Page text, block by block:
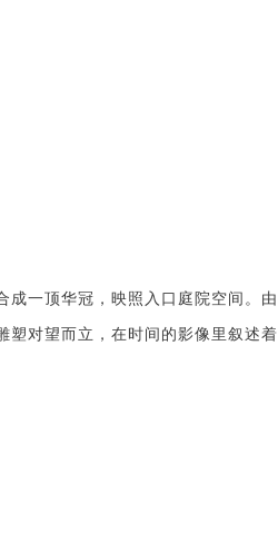
成一顶华冠，映照入口庭院空间。由
塑对望而立，在时间的影像里叙述着